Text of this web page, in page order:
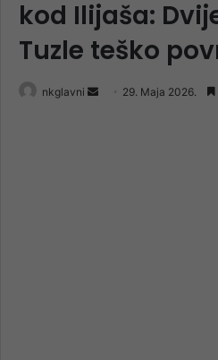
kod Ilijaša:
Tuzle teško
nkglavni
Send 29. Maja 2026.